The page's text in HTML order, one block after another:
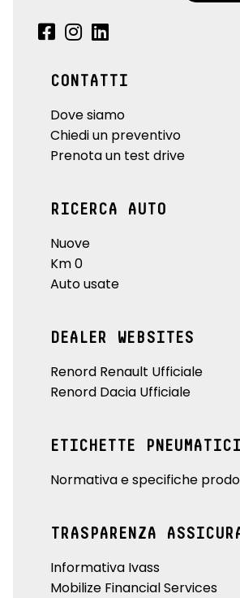
CONTATTI
Dove siamo
Chiedi un preventivo
Prenota un test drive
RICERCA AUTO
Nuove
Km 0
Auto usate
DEALER WEBSITES
Renord Renault Ufficiale
Renord Dacia Ufficiale
ETICHETTE PNEUMATICI
Normativa e specifiche
TRASPARENZA
Informativa Ivass
Mobilize Financial Services